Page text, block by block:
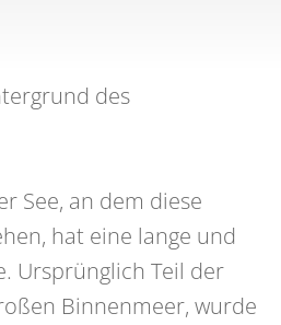
des
See, an dem diese
hat eine lange und
Ursprünglich Teil der
Binnenmeer, wurde